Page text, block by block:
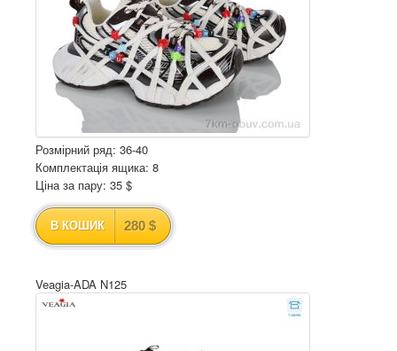
Розмірний ряд: 36-40
Комплектація ящика: 8
Ціна за пару: 35 $
В КОШИК 280 $
Veagia-ADA N125